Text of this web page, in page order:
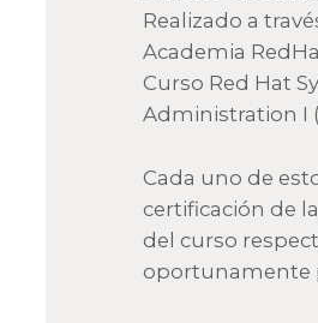
Realizado a
Academia
Curso Red Hat
Administration I
Cada uno de
certificación de
del curso
oportunamente